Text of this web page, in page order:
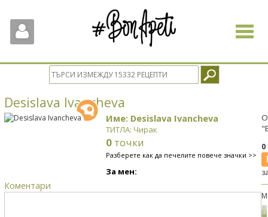
Toggle
Desislava Ivancheva
Име: Desislava Ivancheva
ТИТЛА: Чирак
0 точки
Разберете как да печелите повече значки >>
За мен:
Коментари